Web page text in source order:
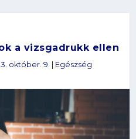
a vizsgadrukk ellen
október. 9. Egészség